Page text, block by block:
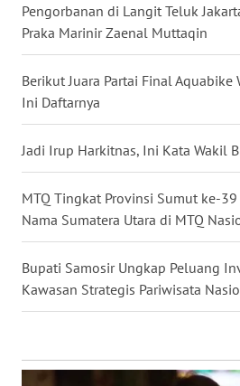
Pengorbanan di Langit Teluk
Praka Marinir Zaenal Muttaqin
Berikut Juara Partai Final
Ini Daftarnya
Jadi Irup Harkitnas, Ini Kata Wakil
MTQ Tingkat Provinsi Sumut ke-
Nama Sumatera Utara di MTQ
Bupati Samosir Ungkap Peluang
Kawasan Strategis Pariwisata
WN
WN
WN
DANAU
TOBA
WN